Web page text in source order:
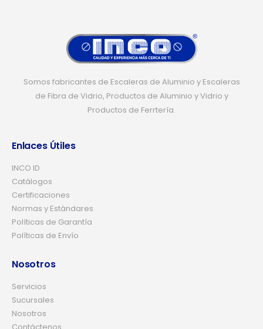
Somos fabricantes de Escaleras de Aluminio y Escaleras
de Fibra de Vidrio, Productos de Aluminio y Vidrio y
Productos de Ferrtería.
Enlaces Útiles
INCO ID
Catálogos
Certificaciones
Normas y Estándares
Políticas de Garantía
Políticas de Envío
Nosotros
Servicios
Sucursales
Nosotros